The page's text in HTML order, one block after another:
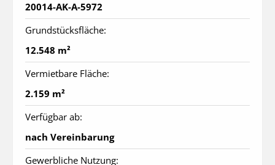
20014-AK-A-5972
Grundstücksfläche:
12.548 m²
Vermietbare Fläche:
2.159 m²
Verfügbar ab:
nach Vereinbarung
Gewerbliche Nutzung: